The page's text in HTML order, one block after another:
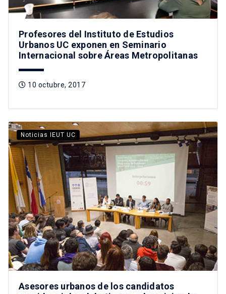
Profesores del Instituto de Estudios
Urbanos UC exponen en Seminario
Internacional sobre Áreas Metropolitanas
10 octubre, 2017
Noticias IEUT UC
Asesores urbanos de los candidatos